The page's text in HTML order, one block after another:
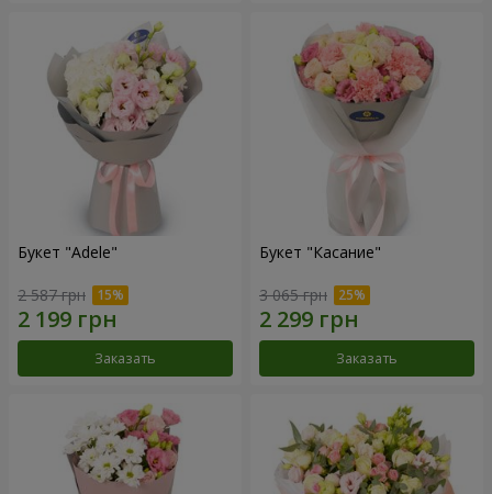
Букет "Adele"
2 587 грн
Заказать
Букет "Касание"
3 065 грн
Заказать